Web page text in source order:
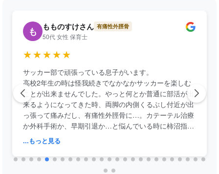
も もものすけさん 有痛性外脛骨
50代 女性 保育士
★★★★★
サッカー部で頑張っている息子がいます。
高校2年生の時は怪我続きでなかなかサッカーを楽しむ
ことが出来ませんでした。やっと何とか普通に部活が出
来るようになってきた時、両脚の内側くるぶし付近が出
っ張って痛みだし、有痛性外脛骨に…。カテーテル治療
か外科手術か、早期引退か…と悩んでいる時に柿沼指圧
整体院さんの筋膜マニピュレーションにたどり着きまし
た。
施術4回で有痛性が無くなり、さらにパフォーマンスも
調子が良い時に戻り、怪我もし難くなるという嬉しいオ
...もっと見る